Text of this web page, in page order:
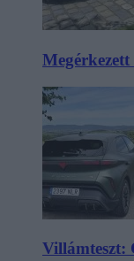
Villámteszt: